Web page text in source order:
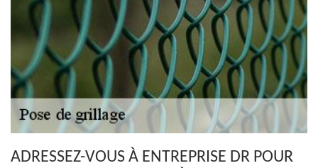
ADRESSEZ-VOUS À ENTREPRISE DR POUR